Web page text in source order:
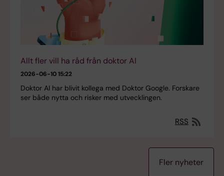
Allt fler vill ha råd från doktor AI
2026-06-10 15:22
Doktor AI har blivit kollega med Doktor Google. Forskare
ser både nytta och risker med utvecklingen.
RSS
Fler nyheter